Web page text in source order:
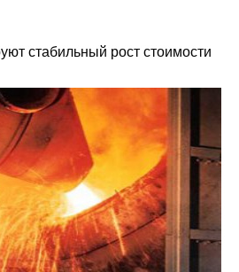
стабильный рост стоимости